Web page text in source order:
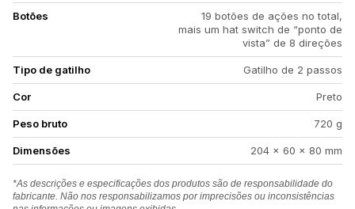
Botões
19 botões de ações no total,
mais um hat switch de “ponto de
vista” de 8 direções
Tipo de gatilho Gatilho de 2 passos
Cor Preto
Peso bruto 720 g
Dimensões 204 x 60 x 80 mm
*As descrições e especificações dos produtos são de responsabilidade do
fabricante. Não nos responsabilizamos por imprecisões ou inconsistências